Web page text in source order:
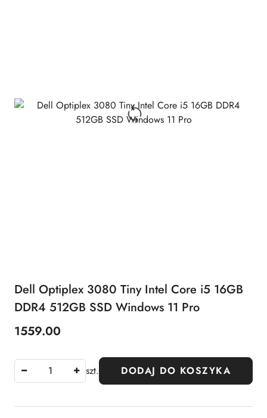
Dell Optiplex 3080 Tiny Intel Core i5 16GB
DDR4 512GB SSD Windows 11 Pro
Cena:
1559.00
szt. DODAJ DO KOSZYKA